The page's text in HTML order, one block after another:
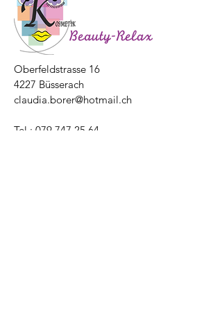
Oberfeldstrasse 16
4227 Büsserach
claudia.borer@hotmail.ch
Tel.: 079 747 25 64